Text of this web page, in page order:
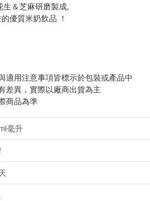
＆芝麻研磨製成,
優質米奶飲品 ！
適用注意事項皆標示於包裝或產品中
差異，實際以廠商出貨為主
商品為準
毫升